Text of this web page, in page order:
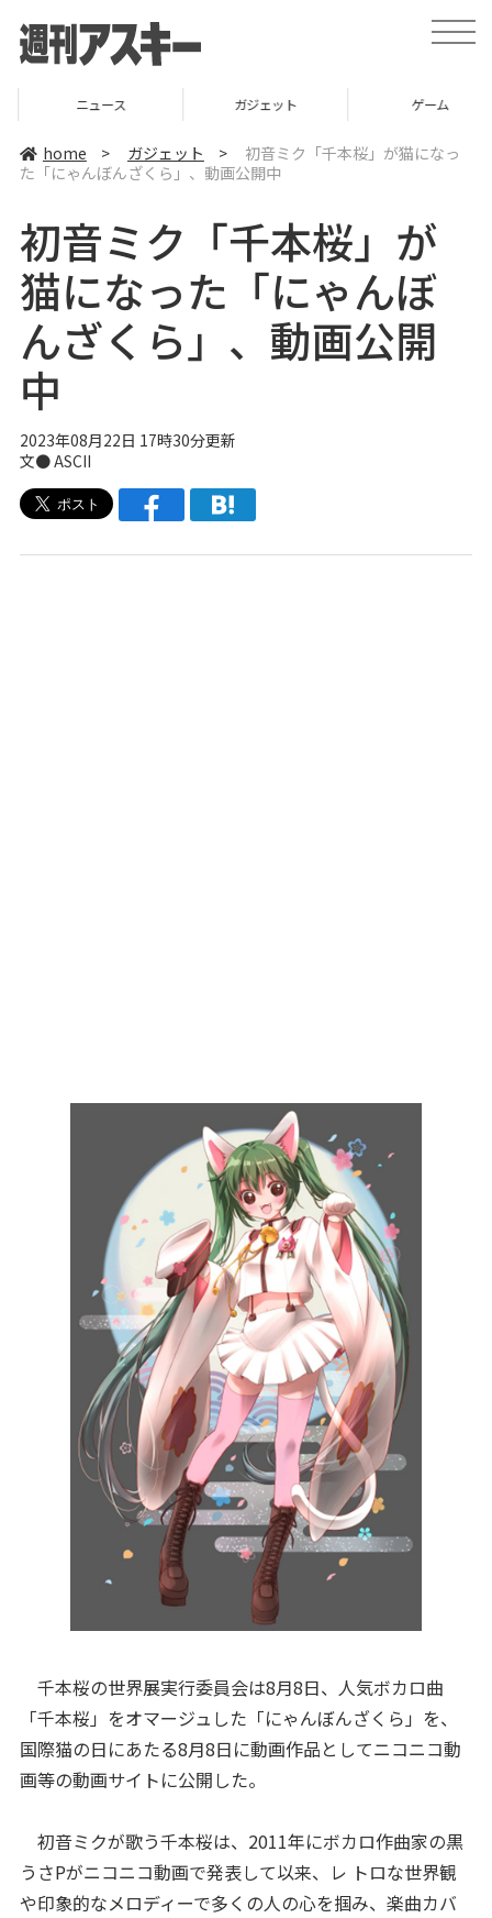
t
o
v
ニュース ガジェット ゲーム
home > ガジェット >
初音ミク「千本桜」が猫になっ
た「にゃんぼんざくら」、動画公開中
初音ミク「千本桜」が
猫になった「にゃんぼ
んざくら」、動画公開
中
2023年08月22日 17時30分更新
文● ASCII
千本桜の世界展実行委員会は8月8日、人気ボカロ曲
「千本桜」をオマージュした「にゃんぼんざくら」を、
国際猫の日にあたる8月8日に動画作品としてニコニコ動
画等の動画サイトに公開した。
初音ミクが歌う千本桜は、2011年にボカロ作曲家の黒
うさPがニコニコ動画で発表して以来、レ トロな世界観
や印象的なメロディーで多くの人の心を掴み、楽曲カバ